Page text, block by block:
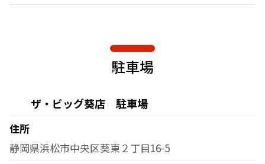
駐車場
ザ・ビッグ葵店 駐車場
住所
静岡県浜松市中央区葵東２丁目16-5